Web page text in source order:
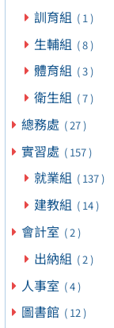
訓育組 ( 1 )
生輔組 ( 8 )
體育組 ( 3 )
衛生組 ( 7 )
總務處 ( 27 )
實習處 ( 157 )
就業組 ( 137 )
建教組 ( 14 )
會計室 ( 2 )
出納組 ( 2 )
人事室 ( 4 )
圖書館 ( 12 )